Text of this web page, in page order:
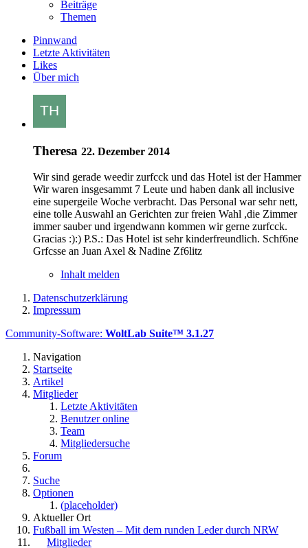
Beiträge
Themen
Pinnwand
Letzte Aktivitäten
Likes
Über mich
Theresa 22. Dezember 2014
Wir sind gerade weedir zurfcck und das Hotel ist der Hammer
Wir waren insgesammt 7 Leute und haben dank all inclusive
eine supergeile Woche verbracht. Das Personal war sehr nett,
eine tolle Auswahl an Gerichten zur freien Wahl ,die Zimmer
immer sauber und irgendwann kommen wir gerne zurfcck.
Gracias :):) P.S.: Das Hotel ist sehr kinderfreundlich. Schf6ne
Grfcsse an Juan Axel & Nadine Zf6litz
Inhalt melden
Datenschutzerklärung
Impressum
Community-Software: WoltLab Suite™ 3.1.27
Navigation
Startseite
Artikel
Mitglieder
Letzte Aktivitäten
Benutzer online
Team
Mitgliedersuche
Forum
Suche
Optionen
(placeholder)
Aktueller Ort
Fußball im Westen – Mit dem runden Leder durch NRW
Mitglieder